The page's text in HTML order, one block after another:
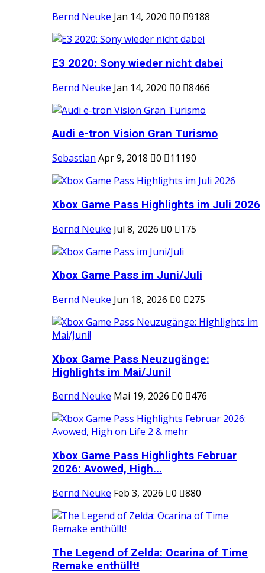
Bernd Neuke Jan 14, 2020 0 9188
E3 2020: Sony wieder nicht dabei
Bernd Neuke Jan 14, 2020 0 8466
Audi e-tron Vision Gran Turismo
Sebastian Apr 9, 2018 0 11190
Xbox Game Pass Highlights im Juli 2026
Bernd Neuke Jul 8, 2026 0 175
Xbox Game Pass im Juni/Juli
Bernd Neuke Jun 18, 2026 0 275
Xbox Game Pass Neuzugänge:
Highlights im Mai/Juni!
Bernd Neuke Mai 19, 2026 0 476
Xbox Game Pass Highlights Februar
2026: Avowed, High...
Bernd Neuke Feb 3, 2026 0 880
The Legend of Zelda: Ocarina of Time
Remake enthüllt!